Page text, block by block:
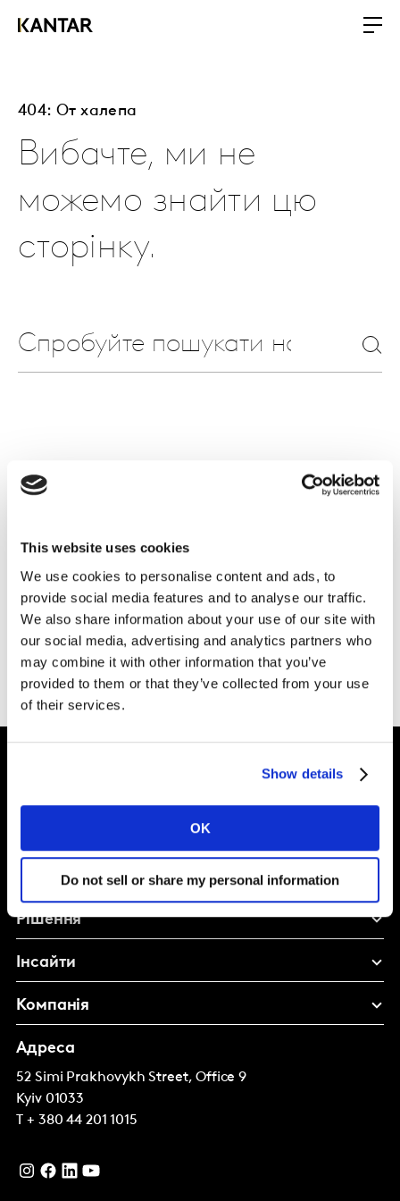
This website uses cookies
We use cookies to personalise content and ads, to
provide social media features and to analyse our traffic.
We also share information about your use of our site with
our social media, advertising and analytics partners who
may combine it with other information that you’ve
provided to them or that they’ve collected from your use
of their services.
Show details
OK
Do not sell or share my personal information
404: От халепа
Вибачте, ми не
можемо знайти цю
сторінку.
На головну
... або пошукайте серед
нашої екпертизичисекторів, в яких ми
працюємо.
Потрібна допомога?
Написати нам.
Shape your
brand future
Рішення
Інсайти
Компанія
Адреса
52 Simi Prakhovykh Street, Office 9
Kyiv 01033
+ 380 44 201 1015